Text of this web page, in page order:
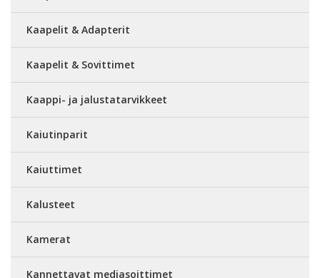
Kaapelit & Adapterit
Kaapelit & Sovittimet
Kaappi- ja jalustatarvikkeet
Kaiutinparit
Kaiuttimet
Kalusteet
Kamerat
Kannettavat mediasoittimet